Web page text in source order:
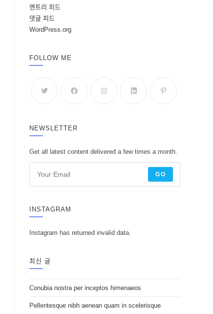
엔트리 피드
댓글 피드
WordPress.org
FOLLOW ME
NEWSLETTER
Get all latest content delivered a few times a month.
GO
INSTAGRAM
Instagram has returned invalid data.
최신 글
Conubia nostra per inceptos himenaeos
Pellentesque nibh aenean quam in scelerisque